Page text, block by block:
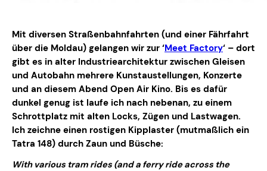
Mit diversen Straßenbahnfahrten (und einer Fährfahrt
über die Moldau) gelangen wir zur ‘Meet Factory‘ – dort
gibt es in alter Industriearchitektur zwischen Gleisen
und Autobahn mehrere Kunstaustellungen, Konzerte
und an diesem Abend Open Air Kino. Bis es dafür
dunkel genug ist laufe ich nach nebenan, zu einem
Schrottplatz mit alten Locks, Zügen und Lastwagen.
Ich zeichne einen rostigen Kipplaster (mutmaßlich ein
Tatra 148) durch Zaun und Büsche:
With various tram rides (and a ferry ride across the